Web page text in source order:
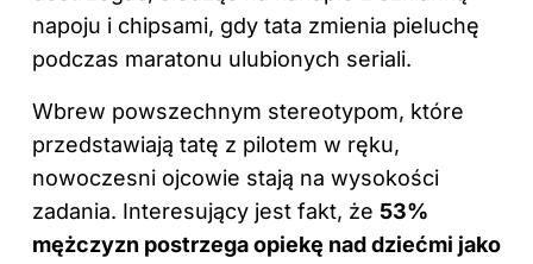
napoju i chipsami, gdy tata zmienia pieluchę
podczas maratonu ulubionych seriali.
Wbrew powszechnym stereotypom, które
przedstawiają tatę z pilotem w ręku,
nowoczesni ojcowie stają na wysokości
zadania. Interesujący jest fakt, że 53%
mężczyzn postrzega opiekę nad dziećmi jako